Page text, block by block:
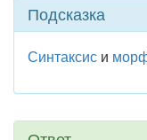
Подсказка
Синтаксис и